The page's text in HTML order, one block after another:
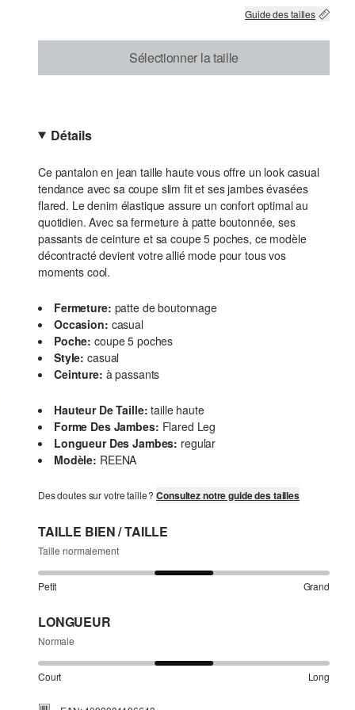
Guide des tailles
Sélectionner la taille
Détails
Ce pantalon en jean taille haute vous offre un look casual
tendance avec sa coupe slim fit et ses jambes évasées
flared. Le denim élastique assure un confort optimal au
quotidien. Avec sa fermeture à patte boutonnée, ses
passants de ceinture et sa coupe 5 poches, ce modèle
décontracté devient votre allié mode pour tous vos
moments cool.
Fermeture: patte de boutonnage
Occasion: casual
Poche: coupe 5 poches
Style: casual
Ceinture: à passants
Hauteur De Taille: taille haute
Forme Des Jambes: Flared Leg
Longueur Des Jambes: regular
Modèle: REENA
Des doutes sur votre taille ?Consultez notre guide des tailles
TAILLE BIEN / TAILLE
Taille normalement
Petit Grand
LONGUEUR
Normale
Court Long